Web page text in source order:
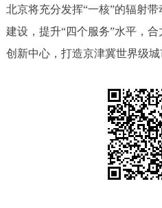
便民服务 利企
12345网上接诉即办
在线
北京将充分发挥“一核”的辐射
建设，提升“四个服务”水平，
创新中心，打造京津冀世界级城